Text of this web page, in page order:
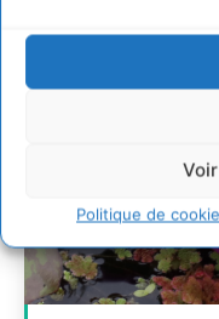
Politique de